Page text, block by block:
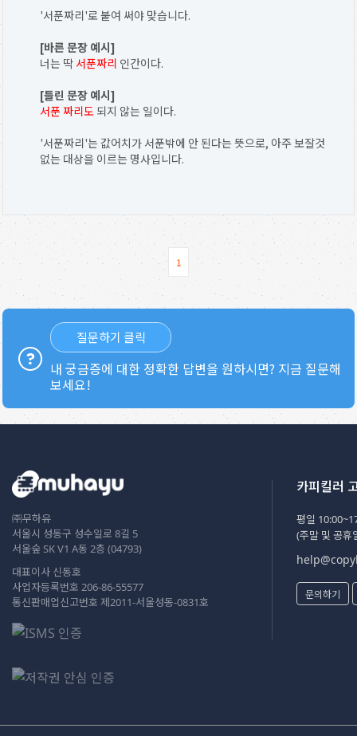
'서푼짜리'로 붙여 써야 맞습니다.
[바른 문장 예시]
너는 딱서푼짜리 인간이다.
[틀린 문장 예시]
서푼 짜리도 되지 않는 일이다.
'서푼짜리'는 값어치가 서푼밖에 안 된다는 뜻으로, 아주 보잘것
없는 대상을 이르는 명사입니다.
1
질문하기 클릭
내 궁금증에 대한 정확한 답변을 원하시면? 지금 질문해
보세요!
㈜무하유
서울시 성동구 성수일로 8길 5
서울숲 SK V1 A동 2층 (04793)
대표이사 신동호
사업자등록번호 206-86-55577
통신판매업신고번호 제2011-서울성동-0831호
카피킬러
평일
(주말 및 공휴
문의하기